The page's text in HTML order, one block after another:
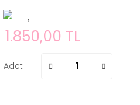
1.850,00 TL
Adet :